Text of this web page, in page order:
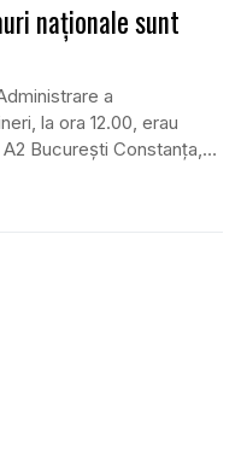
naţionale sunt
a
la ora 12.00, erau
Bucureşti Constanţa,